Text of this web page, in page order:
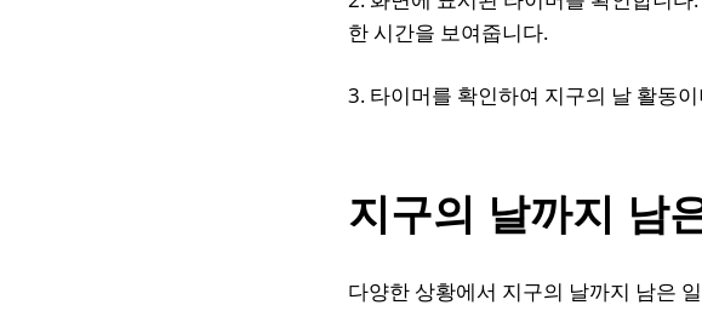
한 시간을 보여줍니다.
3. 타이머를 확인하여 지구의 날 활동
지구의 날까지 남
다양한 상황에서 지구의 날까지 남은